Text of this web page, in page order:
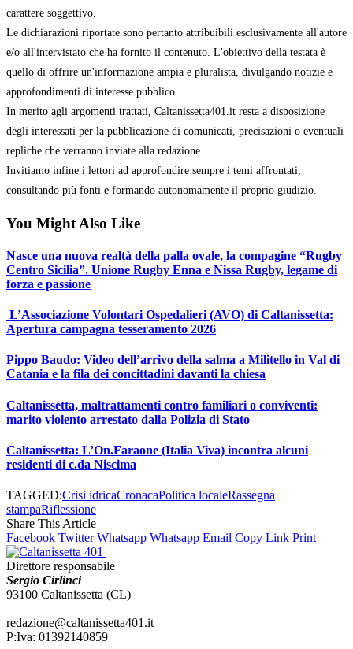
carattere soggettivo.
Le dichiarazioni riportate sono pertanto attribuibili esclusivamente all'autore
e/o all'intervistato che ha fornito il contenuto. L'obiettivo della testata è
quello di offrire un'informazione ampia e pluralista, divulgando notizie e
approfondimenti di interesse pubblico.
In merito agli argomenti trattati, Caltanissetta401.it resta a disposizione
degli interessati per la pubblicazione di comunicati, precisazioni o eventuali
repliche che verranno inviate alla redazione.
Invitiamo infine i lettori ad approfondire sempre i temi affrontati,
consultando più fonti e formando autonomamente il proprio giudizio.
You Might Also Like
Nasce una nuova realtà della palla ovale, la compagine “Rugby
Centro Sicilia”. Unione Rugby Enna e Nissa Rugby, legame di
forza e passione
L’Associazione Volontari Ospedalieri (AVO) di Caltanissetta:
Apertura campagna tesseramento 2026
Pippo Baudo: Video dell’arrivo della salma a Militello in Val di
Catania e la fila dei concittadini davanti la chiesa
Caltanissetta, maltrattamenti contro familiari o conviventi:
marito violento arrestato dalla Polizia di Stato
Caltanissetta: L’On.Faraone (Italia Viva) incontra alcuni
residenti di c.da Niscima
TAGGED:Crisi idricaCronacaPolitica localeRassegna
stampaRiflessione
Share This Article
Facebook Twitter Whatsapp Whatsapp Email Copy Link Print
Direttore responsabile
Sergio Cirlinci
93100 Caltanissetta (CL)
redazione@caltanissetta401.it
P:Iva: 01392140859